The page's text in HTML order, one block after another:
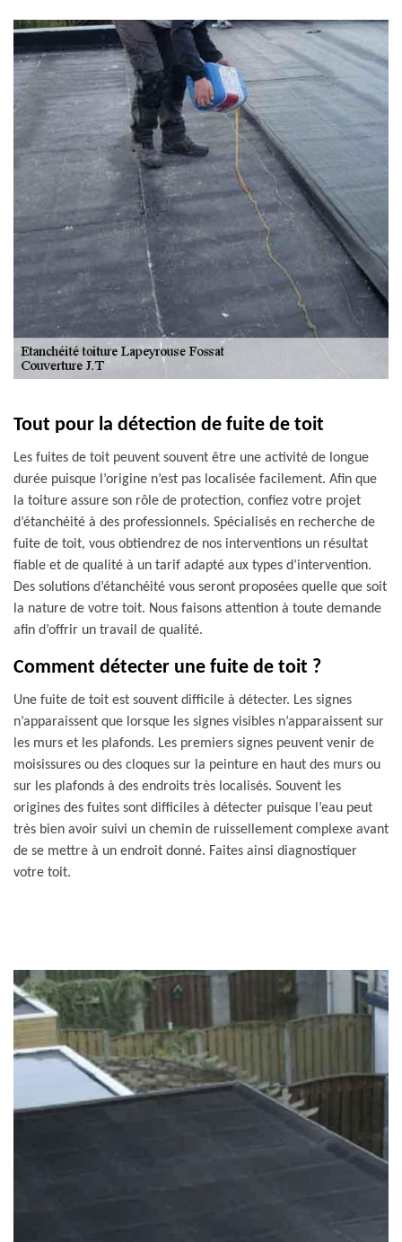
Tout pour la détection de fuite de toit
Les fuites de toit peuvent souvent être une activité de longue
durée puisque l’origine n’est pas localisée facilement. Afin que
la toiture assure son rôle de protection, confiez votre projet
d’étanchéité à des professionnels. Spécialisés en recherche de
fuite de toit, vous obtiendrez de nos interventions un résultat
fiable et de qualité à un tarif adapté aux types d’intervention.
Des solutions d’étanchéité vous seront proposées quelle que soit
la nature de votre toit. Nous faisons attention à toute demande
afin d’offrir un travail de qualité.
Comment détecter une fuite de toit ?
Une fuite de toit est souvent difficile à détecter. Les signes
n’apparaissent que lorsque les signes visibles n’apparaissent sur
les murs et les plafonds. Les premiers signes peuvent venir de
moisissures ou des cloques sur la peinture en haut des murs ou
sur les plafonds à des endroits très localisés. Souvent les
origines des fuites sont difficiles à détecter puisque l’eau peut
très bien avoir suivi un chemin de ruissellement complexe avant
de se mettre à un endroit donné. Faites ainsi diagnostiquer
votre toit.